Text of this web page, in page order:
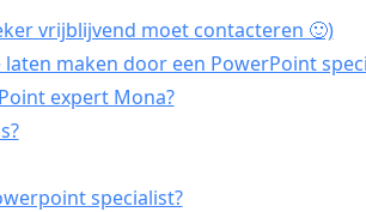
vrijblijvend moet contacteren 🙂)
maken door een PowerPoint
expert Mona?
specialist?